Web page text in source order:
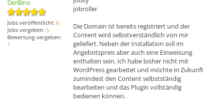
DerBino
Jobs veröffentlicht: 6
Jobs vergeben: 5
Bewertung vergeben:
1
jobroller
Die Domain ist bereits registriert und der
Content wird selbstverständlich von mir
geliefert. Neben der Installation soll im
Angebotspreis aber auch eine Einweisung
enthalten sein. Ich habe bisher nicht mit
WordPress gearbeitet und möchte in Zukunft
zumindest den Content selbstständig
bearbeiten und das Plugin vollständig
bedienen können.